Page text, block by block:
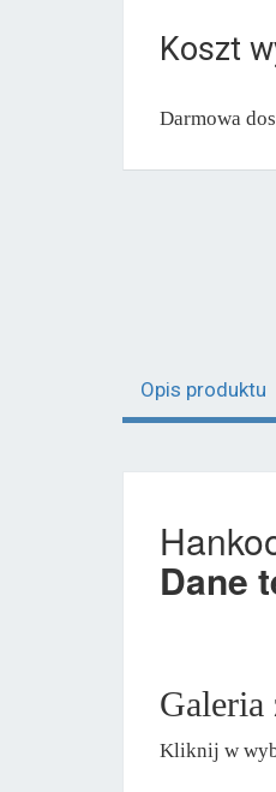
Koszt
Darmowa
Opis produktu
Dane
Galeria
Kliknij w